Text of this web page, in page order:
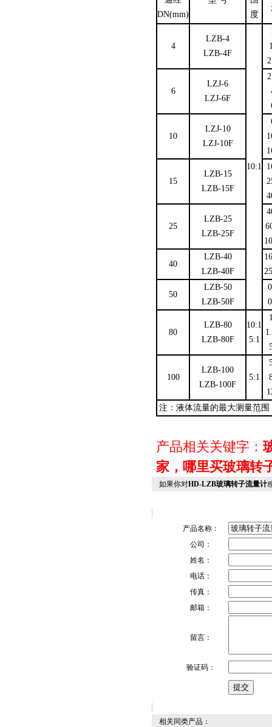
DN(mm)
度
4
LZB-4
LZB-4F
10:1
6
LZJ-6
LZJ-6F
10
LZJ-10
LZJ-10F
15
LZB-15
LZB-15F
25
LZB-25
LZB-25F
40
LZB-40
LZB-40F
50
LZB-50
LZB-50F
80
LZB-80
LZB-80F
10:1
5:1
100
LZB-100
LZB-100F
5:1
注：液体流量的最大测量范围
产品相关关键字：
家，哪里买玻璃转
如果你对HD-LZB玻璃转子流量计
产品名称：
公司：
姓名：
电话：
传真：
邮箱：
留言：
验证码：
相关同类产品：